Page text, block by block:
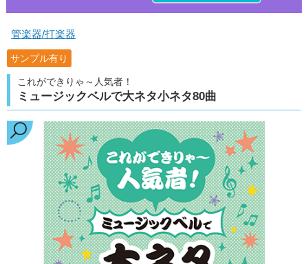
管楽器/打楽器
サンプル有り
これができりゃ～人気者！
ミュージックベルで大ネタ小ネタ80曲